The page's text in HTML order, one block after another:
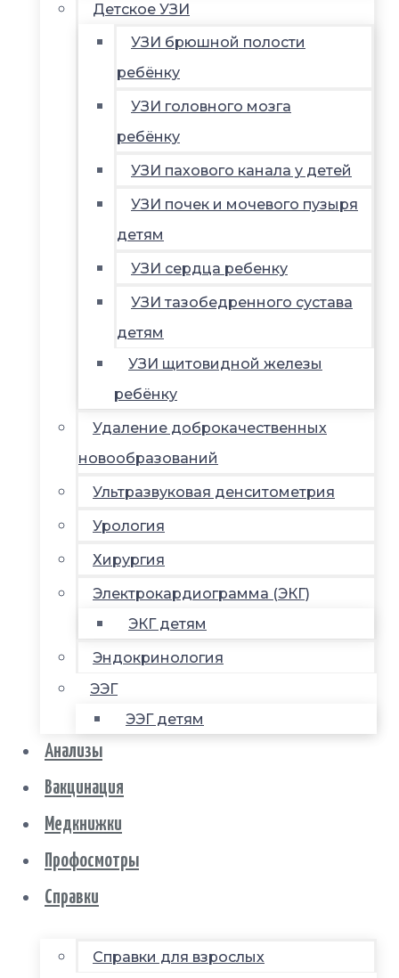
Детское УЗИ
УЗИ брюшной полости
ребёнку
УЗИ головного мозга
ребёнку
УЗИ пахового канала у детей
УЗИ почек и мочевого пузыря
детям
УЗИ сердца ребенку
УЗИ тазобедренного сустава
детям
УЗИ щитовидной железы
ребёнку
Удаление доброкачественных
новообразований
Ультразвуковая денситометрия
Урология
Хирургия
Электрокардиограмма (ЭКГ)
ЭКГ детям
Эндокринология
ЭЭГ
ЭЭГ детям
Анализы
Вакцинация
Медкнижки
Профосмотры
Справки
Справки для взрослых